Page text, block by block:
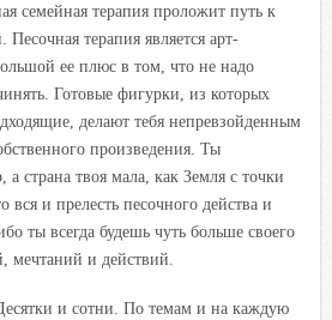
семейная терапия проложит путь к
терапия является арт-
ее плюс в том, что не надо
Готовые фигурки, из которых
делают тебя непревзойденным
произведения. Ты
страна твоя мала, как Земля с точки
вся и прелесть песочного действа и
ты всегда будешь чуть больше своего
и действий.
и сотни. По темам и на каждую